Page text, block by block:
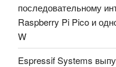
последовательному
Raspberry Pi Pico и
W
Espressif Systems